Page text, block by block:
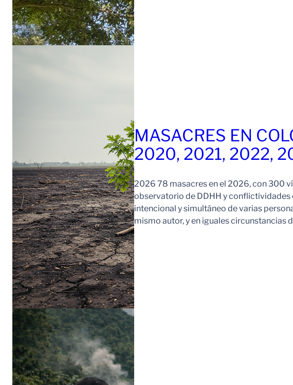
MASACRES EN
2020, 2021, 2022,
2026 78 masacres en el 2026, con 300
observatorio de DDHH y
intencional y simultáneo de varias
mismo autor, y en iguales circunstancias